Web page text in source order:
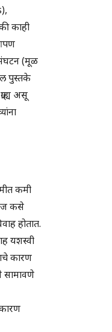
काही
(मूळ
पुस्तके
असू
कमी
कसे
होतात.
यशस्वी
कारण
सामावणे